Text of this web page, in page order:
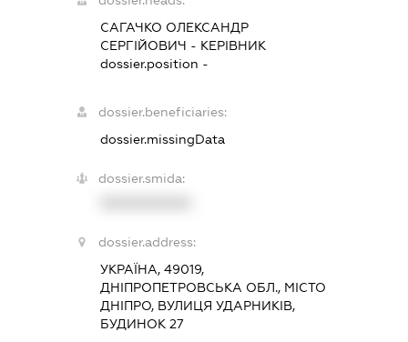
САГАЧКО ОЛЕКСАНДР
СЕРГІЙОВИЧ - КЕРІВНИК
dossier.position -
dossier.beneficiaries:
dossier.missingData
dossier.smida:
dossier.address:
УКРАЇНА, 49019,
ДНІПРОПЕТРОВСЬКА ОБЛ., МІСТО
ДНІПРО, ВУЛИЦЯ УДАРНИКІВ,
БУДИНОК 27